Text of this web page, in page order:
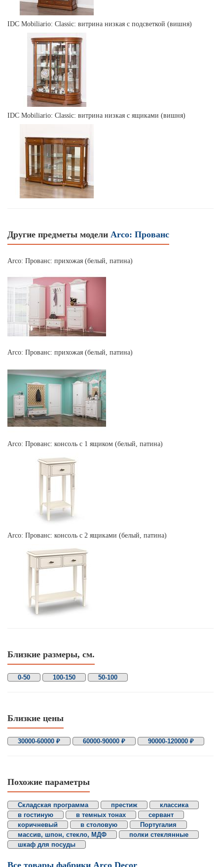
IDC Mobiliario: Classic: витрина низкая с подсветкой (вишня)
IDC Mobiliario: Classic: витрина низкая с ящиками (вишня)
Другие предметы модели Arco: Прованс
Arco: Прованс: прихожая (белый, патина)
Arco: Прованс: прихожая (белый, патина)
Arco: Прованс: консоль с 1 ящиком (белый, патина)
Arco: Прованс: консоль с 2 ящиками (белый, патина)
Близкие размеры, см.
0-50 100-150 50-100
Близкие цены
30000-60000 ₽ 60000-90000 ₽ 90000-120000 ₽
Похожие параметры
Складская программа престиж
классика
в гостиную
в темных тонах
сервант
коричневый
в столовую
Португалия
массив, шпон, стекло, МДФ
полки стеклянные
шкаф для посуды
Все товары фабрики Arco Decor